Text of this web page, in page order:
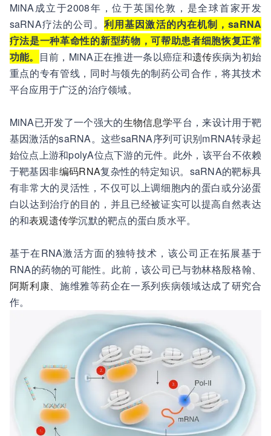
MiNA成立于2008年，位于英国伦敦，是全球首家开发
saRNA疗法的公司。利用基因激活的内在机制，saRNA
疗法是一种革命性的新型药物，可帮助患者细胞恢复正常
功能。 目前，MiNA正在推进一条以癌症和遗传疾病为初始
重点的专有管线，同时与领先的制药公司合作，将其技术
平台应用于广泛的治疗领域。
MiNA已开发了一个强大的生物信息学平台，来设计用于靶
基因激活的saRNA。这些saRNA序列可识别mRNA转录起
始位点上游和polyA位点下游的元件。此外，该平台不依赖
于靶基因非编码RNA复杂性的特定知识。saRNA的靶标具
有非常大的灵活性，不仅可以上调细胞内的蛋白或分泌蛋
白以达到治疗的目的，并且已经被证实可以提高自然表达
的和表观遗传学沉默的靶点的蛋白质水平。
基于在RNA激活方面的独特技术，该公司正在拓展基于
RNA的药物的可能性。此前，该公司已与勃林格殷格翰、
阿斯利康、施维雅等药企在一系列疾病领域达成了研究合
作。